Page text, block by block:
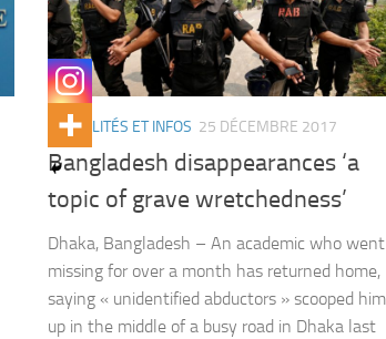
ACTUALITÉS ET INFOS 25 DÉCEMBRE 2017
Bangladesh disappearances ‘a
topic of grave wretchedness’
Dhaka, Bangladesh – An academic who went
missing for over a month has returned home,
saying « unidentified abductors » scooped him
up in the middle of a busy road in Dhaka last